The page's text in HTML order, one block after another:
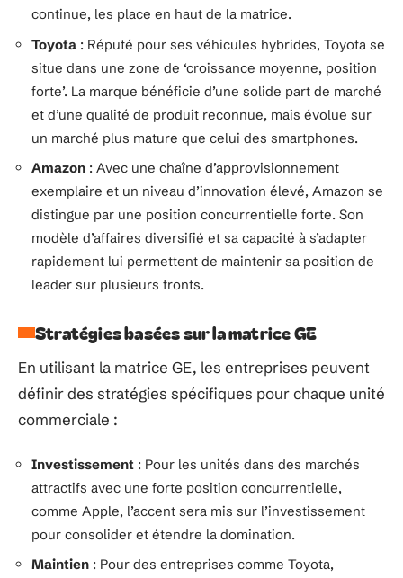
continue, les place en haut de la matrice.
Toyota : Réputé pour ses véhicules hybrides, Toyota se
situe dans une zone de ‘croissance moyenne, position
forte’. La marque bénéficie d’une solide part de marché
et d’une qualité de produit reconnue, mais évolue sur
un marché plus mature que celui des smartphones.
Amazon : Avec une chaîne d’approvisionnement
exemplaire et un niveau d’innovation élevé, Amazon se
distingue par une position concurrentielle forte. Son
modèle d’affaires diversifié et sa capacité à s’adapter
rapidement lui permettent de maintenir sa position de
leader sur plusieurs fronts.
Stratégies basées sur la matrice GE
En utilisant la matrice GE, les entreprises peuvent
définir des stratégies spécifiques pour chaque unité
commerciale :
Investissement : Pour les unités dans des marchés
attractifs avec une forte position concurrentielle,
comme Apple, l’accent sera mis sur l’investissement
pour consolider et étendre la domination.
Maintien : Pour des entreprises comme Toyota,